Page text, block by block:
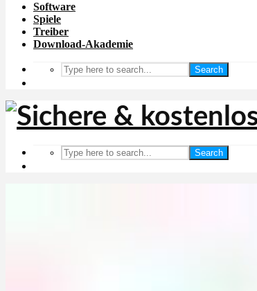
Software
Spiele
Treiber
Download-Akademie
Search
Search